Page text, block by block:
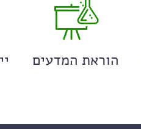
הוראת המדעים